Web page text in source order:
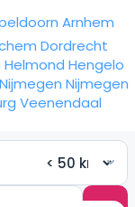
Arnhem
Dordrecht
Helmond Hengelo
Nijmegen Nijmegen
Veenendaal